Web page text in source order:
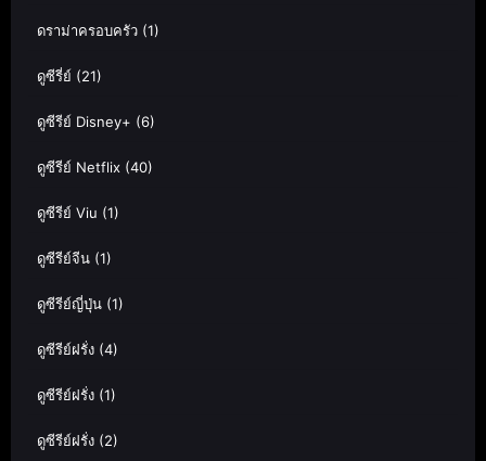
ดราม่าครอบครัว (1)
ดูซีรี่ย์ (21)
ดูซีรีย์ Disney+ (6)
ดูซีรีย์ Netflix (40)
ดูซีรีย์ Viu (1)
ดูซีรีย์จีน (1)
ดูซีรีย์ญี่ปุ่น (1)
ดูซีรีย์ฝรั่ง (4)
ดูซีรีย์ฝรั่ง (1)
ดูซีรีย์ฝรั่ง (2)